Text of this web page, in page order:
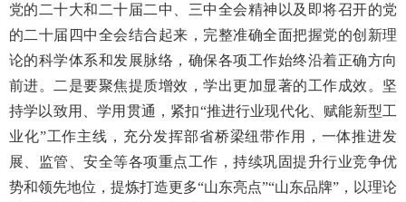
党的二十大和二十届二中、三中全会精神以及即将召开的党
的二十届四中全会结合起来，完整准确全面把握党的创新理
论的科学体系和发展脉络，确保各项工作始终沿着正确方向
前进。二是要聚焦提质增效，学出更加显著的工作成效。坚
持学以致用、学用贯通，紧扣“推进行业现代化、赋能新型工
业化”工作主线，充分发挥部省桥梁纽带作用，一体推进发
展、监管、安全等各项重点工作，持续巩固提升行业竞争优
势和领先地位，提炼打造更多“山东亮点”“山东品牌”，以理论